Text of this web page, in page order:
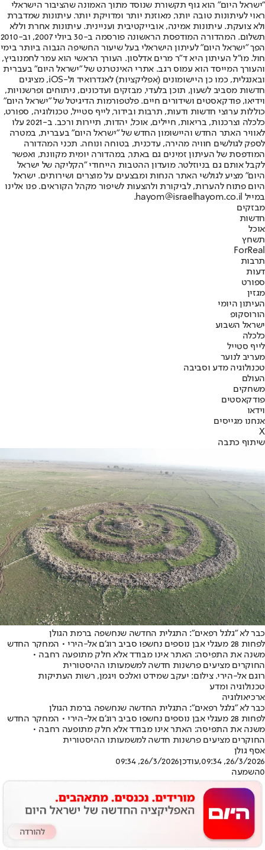
"ישראל היום" הוא גוף תקשורת שנוסד מתוך האמונה שהציבור הישראלי
ראוי לעיתונות טובה יותר, מאוזנת יותר ומדויקת יותר. עיתונות שמדברת
ולא צועקת. עיתונות אמינה, אובייקטיבית ועניינית. עיתונות אחרת וללא
תשלום. המהדורה המודפסת הראשונה פורסמה ב-30 ביולי 2007, וב-2010
הפך "ישראל היום" לעיתון הישראלי בעל שיעור החשיפה הגבוה ביותר בימי
חול. מו"ל העיתון היא ד"ר מרים אדלסון. העורך הראשי הוא עמר לחמנוביץ,
והעורך המייסד הוא עמוס רגב. אתרי האינטרנט של "ישראל היום" בעברית
ובאנגלית, כמו כן היישומונים (אפליקציות) לאנדרואיד ול-iOS, מציגים
חדשות מסביב לשעון, תוכן בלעדי, מבזקים ועדכונים, ניתוחים ופרשנויות,
וידיאו, פודקאסטים ושידורים חיים. פלטפורמות הדיגיטל של "ישראל היום"
כוללות ערוצי חדשות ודעות, תרבות ובידור, לייף סטייל, טכנולוגיה, ספורט,
כלכלה וצרכנות, בריאות, חיילים, אוכל, יהדות, תיירות ורכב. ב-2021 עלו
לאוויר האתר החדש והיישומון החדש של "ישראל היום" בעברית, במטרה
לספק לגולשים חוויה מהירה, עדכנית, בטוחה ונוחה. תכני המהדורה
המודפסת של העיתון זמינים גם באתר, במהדורה יומית מקוונת, ואפשר
לקבל אותם גם בניוזלטר. מועדון ההטבות הייחודי "הקליקה של ישראל
היום" מציע לגולשי האתר הנחות ומבצעים על מוצרים ושירותים. ישראל
היום פתוח להערות, לביקורת ולהצעות לשיפור מקהל הקוראים. פנו אלינו
במייל hayom@israelhayom.co.il.
מבזקים
חדשות
אוכל
תשחץ
ForReal
תרבות
דעות
ספורט
מגזין
העיתון היומי
הורוסקופ
ישראל השבוע
כלכלה
לייף סטייל
מעריב לנוער
טכנולוגיה מדע וסביבה
העולם
משחקים
פודקאסטים
וידאו
אנחנו מגייסים
X
שיתוף כתבה
כבר לא "גלגל רפאים": התגלית החדשה שנחשפה ברמת הגולן
לפחות 28 מעגלי אבן נוספים נחשפו סביב רוג'ם אל-הירי • המחקר החדש
משנה את התפיסה: האתר אינו מבודד אלא חלק מתופעה רחבה •
החוקרים מציעים פרשנות חדשה למשמעותו ההיסטורית
רוגם אל-הירי. צילום: יעקב שמידט ואלכס ויגמן, רשות העתיקות
טכנולוגיה ומדע
ארכיאולוגיה
כבר לא "גלגל רפאים": התגלית החדשה שנחשפה ברמת הגולן
לפחות 28 מעגלי אבן נוספים נחשפו סביב רוג'ם אל-הירי • המחקר החדש
משנה את התפיסה: האתר אינו מבודד אלא חלק מתופעה רחבה •
החוקרים מציעים פרשנות חדשה למשמעותו ההיסטורית
אסף גולן
26/3/2026, 09:34
,עודכן26/3/2026, 09:34
0השמעה